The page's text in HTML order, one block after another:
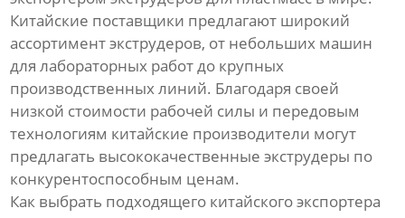
трехцветных ротангов из ПЭ/
ПП
Линия по производству
прутка для 3D-принтера
Оборудование для сварки
профильных панелей
Китайские поставщики предлагают широкий
ассортимент экструдеров, от небольших машин
для лабораторных работ до крупных
производственных линий. Благодаря своей
низкой стоимости рабочей силы и передовым
технологиям китайские производители могут
предлагать высококачественные экструдеры по
конкурентоспособным ценам.
Как выбрать подходящего китайского экспортера